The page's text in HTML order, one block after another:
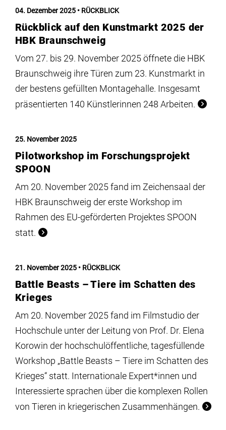
Institute
Forschung
Infrastruktur
Aktuelles
meinstudium
04. Dezember 2025 RÜCKBLICK
Rückblick auf den Kunstmarkt 2025 der
HBK Braunschweig
Vom 27. bis 29. November 2025 öffnete die HBK
Braunschweig ihre Türen zum 23. Kunstmarkt in
der bestens gefüllten Montagehalle. Insgesamt
präsentierten 140 Künstlerinnen 248 Arbeiten.
25. November 2025
Pilotworkshop im Forschungsprojekt
SPOON
Am 20. November 2025 fand im Zeichensaal der
HBK Braunschweig der erste Workshop im
Rahmen des EU-geförderten Projektes SPOON
statt.
21. November 2025 RÜCKBLICK
Battle Beasts – Tiere im Schatten des
Krieges
Am 20. November 2025 fand im Filmstudio der
Hochschule unter der Leitung von Prof. Dr. Elena
Korowin der hochschulöffentliche, tagesfüllende
Workshop „Battle Beasts – Tiere im Schatten des
Krieges“ statt. Internationale Expert*innen und
Interessierte sprachen über die komplexen Rollen
von Tieren in kriegerischen Zusammenhängen.